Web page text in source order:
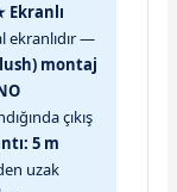
Ekranlı
ekranlıdır —
montaj
çıkış
5 m
uzak